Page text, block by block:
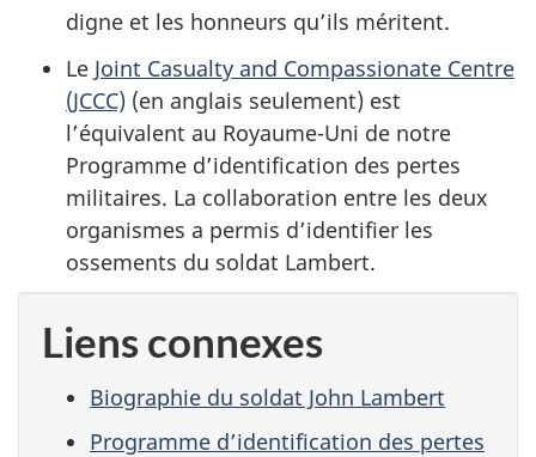
digne et les honneurs qu’ils méritent.
Le Joint Casualty and Compassionate Centre
(JCCC) (en anglais seulement) est
l’équivalent au Royaume-Uni de notre
Programme d’identification des pertes
militaires. La collaboration entre les deux
organismes a permis d’identifier les
ossements du soldat Lambert.
Liens connexes
Biographie du soldat John Lambert
Programme d’identification des pertes